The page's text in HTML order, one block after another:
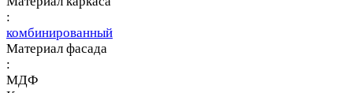
:
комбинированный
Материал фасада
:
МДФ